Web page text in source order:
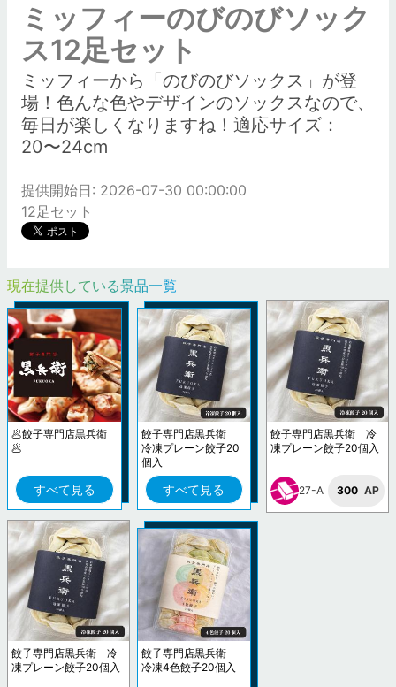
ミッフィーのびのびソック
ス12足セット
ミッフィーから「のびのびソックス」が登
場！色んな色やデザインのソックスなので、
毎日が楽しくなりますね！適応サイズ：
20〜24cm
提供開始日: 2026-07-30 00:00:00
12足セット
現在提供している景品一覧
🥟餃子専門店黒兵衛
🥟
すべて見る
餃子専門店黒兵衛
冷凍プレーン餃子20
個入
すべて見る
餃子専門店黒兵衛 冷
凍プレーン餃子20個入
27-A 300 AP
餃子専門店黒兵衛 冷
凍プレーン餃子20個入
餃子専門店黒兵衛
冷凍4色餃子20個入